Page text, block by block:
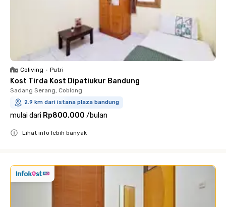
Coliving • Putri
Kost Tirda Kost Dipatiukur Bandung
Sadang Serang, Coblong
2.9 km dari istana plaza bandung
mulai dari Rp800.000 /bulan
Lihat info lebih banyak